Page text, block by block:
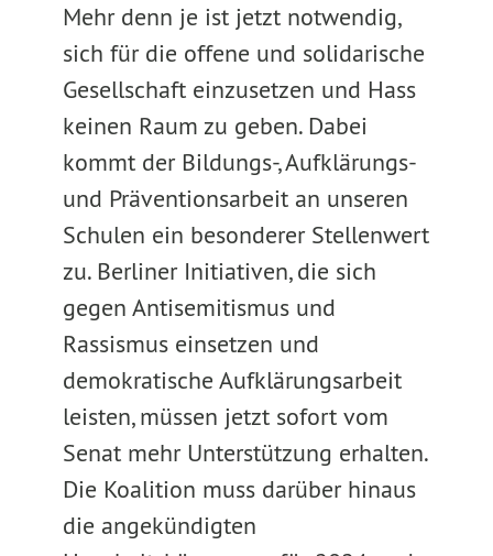
Mehr denn je ist jetzt notwendig,
sich für die offene und solidarische
Gesellschaft einzusetzen und Hass
keinen Raum zu geben. Dabei
kommt der Bildungs-, Aufklärungs-
und Präventionsarbeit an unseren
Schulen ein besonderer Stellenwert
zu. Berliner Initiativen, die sich
gegen Antisemitismus und
Rassismus einsetzen und
demokratische Aufklärungsarbeit
leisten, müssen jetzt sofort vom
Senat mehr Unterstützung erhalten.
Die Koalition muss darüber hinaus
die angekündigten